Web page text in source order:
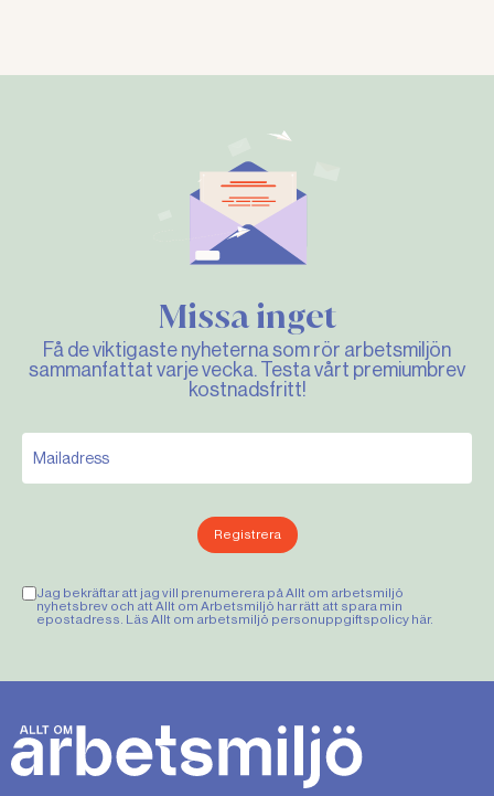
Missa inget
Få de viktigaste nyheterna som rör arbetsmiljön
sammanfattat varje vecka. Testa vårt premiumbrev
kostnadsfritt!
Registrera
Jag bekräftar att jag vill prenumerera på Allt om arbetsmiljö
nyhetsbrev och att Allt om Arbetsmiljö har rätt att spara min
epostadress. Läs Allt om arbetsmiljö personuppgiftspolicy här.